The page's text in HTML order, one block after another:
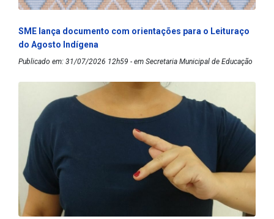
SME lança documento com orientações para o Leituraço
do Agosto Indígena
Publicado em: 31/07/2026 12h59 - em Secretaria Municipal de Educação